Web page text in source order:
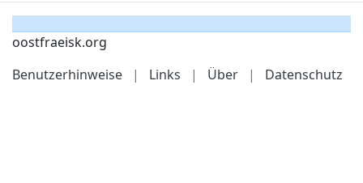
oostfraeisk.org
Benutzerhinweise
| Links | Über | Datenschutz